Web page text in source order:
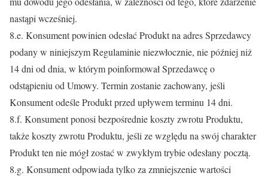
nastąpi wcześniej.
8.e. Konsument powinien odesłać Produkt na adres Sprzedawcy
podany w niniejszym Regulaminie niezwłocznie, nie później niż
14 dni od dnia, w którym poinformował Sprzedawcę o
odstąpieniu od Umowy. Termin zostanie zachowany, jeśli
Konsument odeśle Produkt przed upływem terminu 14 dni.
8.f. Konsument ponosi bezpośrednie koszty zwrotu Produktu,
także koszty zwrotu Produktu, jeśli ze względu na swój charakter
Produkt ten nie mógł zostać w zwykłym trybie odesłany pocztą.
8.g. Konsument odpowiada tylko za zmniejszenie wartości